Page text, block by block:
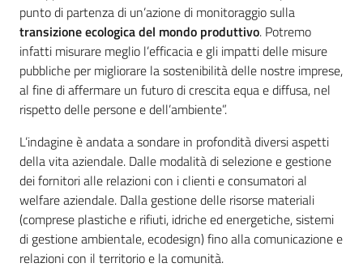
punto di partenza di un’azione di monitoraggio sulla
transizione ecologica del mondo produttivo. Potremo
infatti misurare meglio l’efficacia e gli impatti delle misure
pubbliche per migliorare la sostenibilità delle nostre imprese,
al fine di affermare un futuro di crescita equa e diffusa, nel
rispetto delle persone e dell’ambiente”.
L’indagine è andata a sondare in profondità diversi aspetti
della vita aziendale. Dalle modalità di selezione e gestione
dei fornitori alle relazioni con i clienti e consumatori al
welfare aziendale. Dalla gestione delle risorse materiali
(comprese plastiche e rifiuti, idriche ed energetiche, sistemi
di gestione ambientale, ecodesign) fino alla comunicazione e
relazioni con il territorio e la comunità.